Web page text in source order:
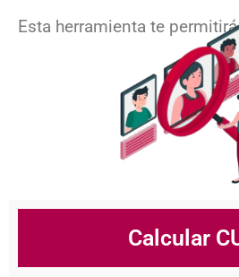
Esta herramienta te
Calcular